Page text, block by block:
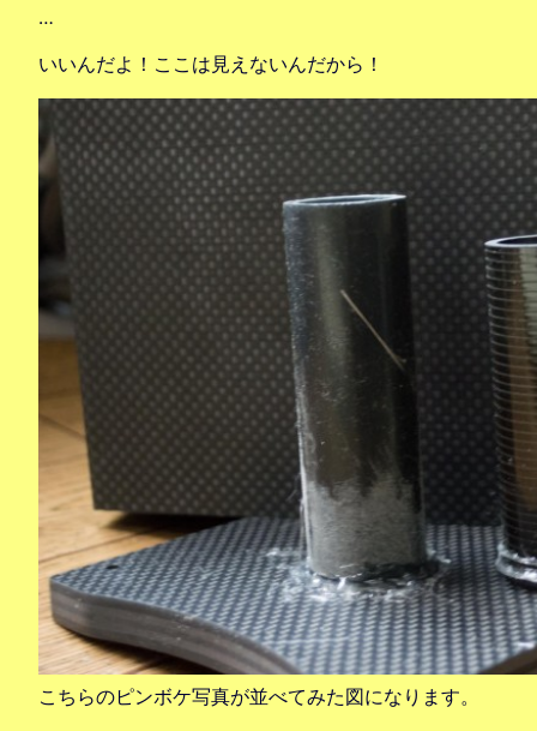
…
いいんだよ！ここは見えないんだから！
こちらのピンボケ写真が並べてみた図になります。